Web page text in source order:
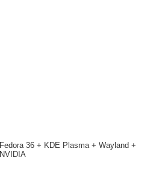
Fedora 36 + KDE Plasma + Wayland +
NVIDIA